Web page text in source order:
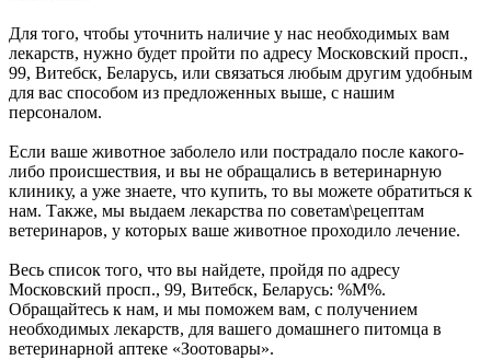
Для того, чтобы уточнить наличие у нас необходимых вам
лекарств, нужно будет пройти по адресу Московский просп.,
99, Витебск, Беларусь, или связаться любым другим удобным
для вас способом из предложенных выше, с нашим
персоналом.
Если ваше животное заболело или пострадало после какого-
либо происшествия, и вы не обращались в ветеринарную
клинику, а уже знаете, что купить, то вы можете обратиться к
нам. Также, мы выдаем лекарства по советам\рецептам
ветеринаров, у которых ваше животное проходило лечение.
Весь список того, что вы найдете, пройдя по адресу
Московский просп., 99, Витебск, Беларусь: %М%.
Обращайтесь к нам, и мы поможем вам, с получением
необходимых лекарств, для вашего домашнего питомца в
ветеринарной аптеке «Зоотовары».